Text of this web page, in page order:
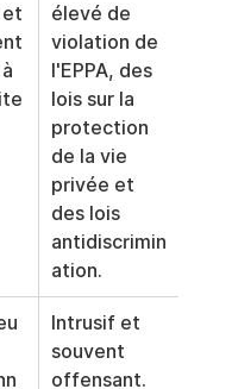
et
élevé de
violation de
l'EPPA, des
lois sur la
protection
de la vie
privée et
des lois
antidiscrimin
ation.
Intrusif et
souvent
offensant.